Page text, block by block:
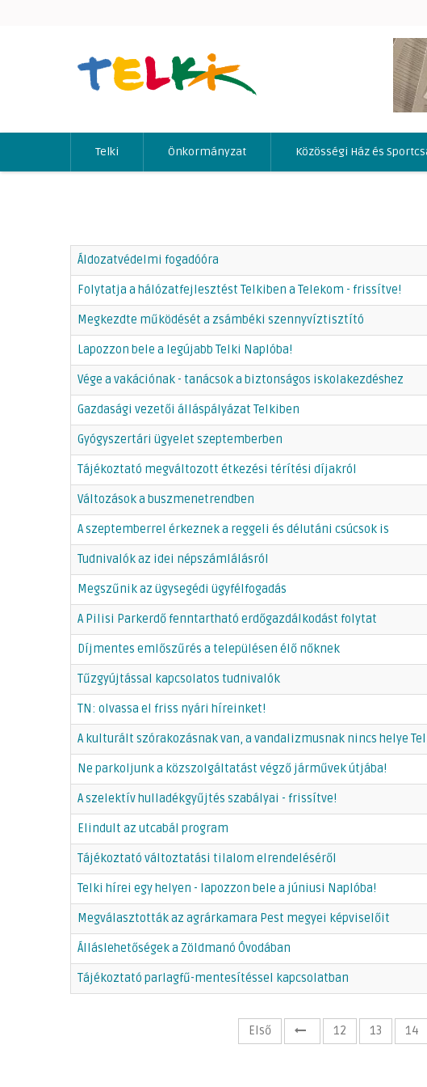
Telki Önkormányzat Közösségi Ház és
Áldozatvédelmi fogadóóra
Folytatja a hálózatfejlesztést Telkiben a Telekom - frissítve!
Megkezdte működését a zsámbéki szennyvíztisztító
Lapozzon bele a legújabb Telki Naplóba!
Vége a vakációnak - tanácsok a biztonságos iskolakezdéshez
Gazdasági vezetői álláspályázat Telkiben
Gyógyszertári ügyelet szeptemberben
Tájékoztató megváltozott étkezési térítési díjakról
Változások a buszmenetrendben
A szeptemberrel érkeznek a reggeli és délutáni csúcsok is
Tudnivalók az idei népszámlálásról
Megszűnik az ügysegédi ügyfélfogadás
A Pilisi Parkerdő fenntartható erdőgazdálkodást folytat
Díjmentes emlőszűrés a településen élő nőknek
Tűzgyújtással kapcsolatos tudnivalók
TN: olvassa el friss nyári híreinket!
A kulturált szórakozásnak van, a vandalizmusnak nincs helye
Ne parkoljunk a közszolgáltatást végző járművek útjába!
A szelektív hulladékgyűjtés szabályai - frissítve!
Elindult az utcabál program
Tájékoztató változtatási tilalom elrendeléséről
Telki hírei egy helyen - lapozzon bele a júniusi Naplóba!
Megválasztották az agrárkamara Pest megyei képviselőit
Álláslehetőségek a Zöldmanó Óvodában
Tájékoztató parlagfű-mentesítéssel kapcsolatban
Első
12 13 14